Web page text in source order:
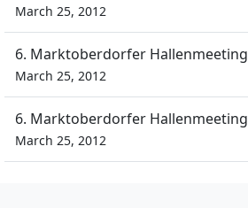
March 25, 2012
6. Marktoberdorfer Hallenmeeting
March 25, 2012
6. Marktoberdorfer Hallenmeeting
March 25, 2012